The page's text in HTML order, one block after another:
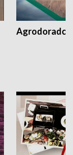
Agrodoradcy